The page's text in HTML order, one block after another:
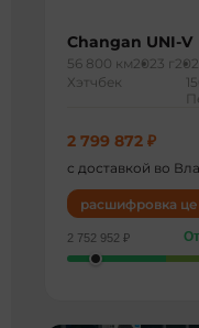
Changan UNI-V
56 800 км2023 г
Хэтчбек
2 799 872 ₽
с доставкой во
расшифровка
2 752 952 ₽